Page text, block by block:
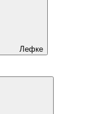
Лефке